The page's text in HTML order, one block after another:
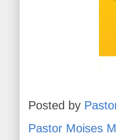
Posted by
Pastor Moises